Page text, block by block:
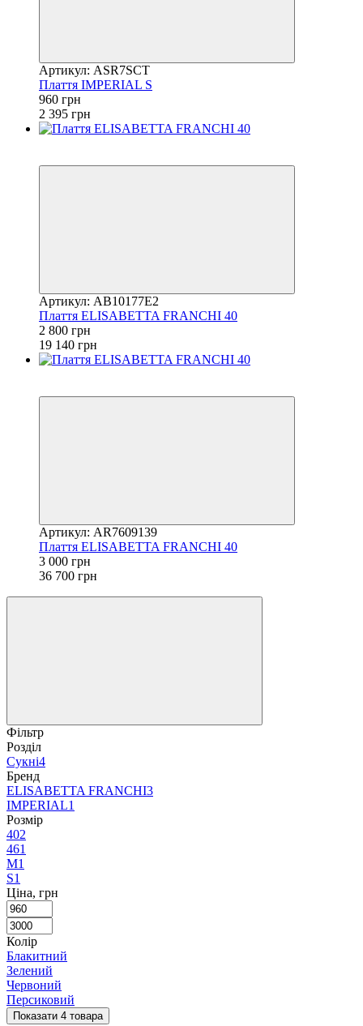
Артикул: ASR7SCT
Плаття IMPERIAL S
960 грн
2 395 грн
Артикул: AB10177E2
Плаття ELISABETTA FRANCHI 40
2 800 грн
19 140 грн
Артикул: AR7609139
Плаття ELISABETTA FRANCHI 40
3 000 грн
36 700 грн
Фільтр
Розділ
Сукні4
Бренд
ELISABETTA FRANCHI3
IMPERIAL1
Розмір
402
461
M1
S1
Ціна, грн
Колір
Блакитний
Зелений
Червоний
Персиковий
Показати 4 товара